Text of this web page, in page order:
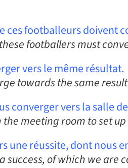
ces footballeurs doivent
footballers must
vers le même résultat.
towards the same
converger vers la salle
meeting room to set
une réussite, dont nous
of which we are